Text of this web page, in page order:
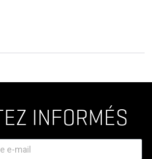
INFORMÉS